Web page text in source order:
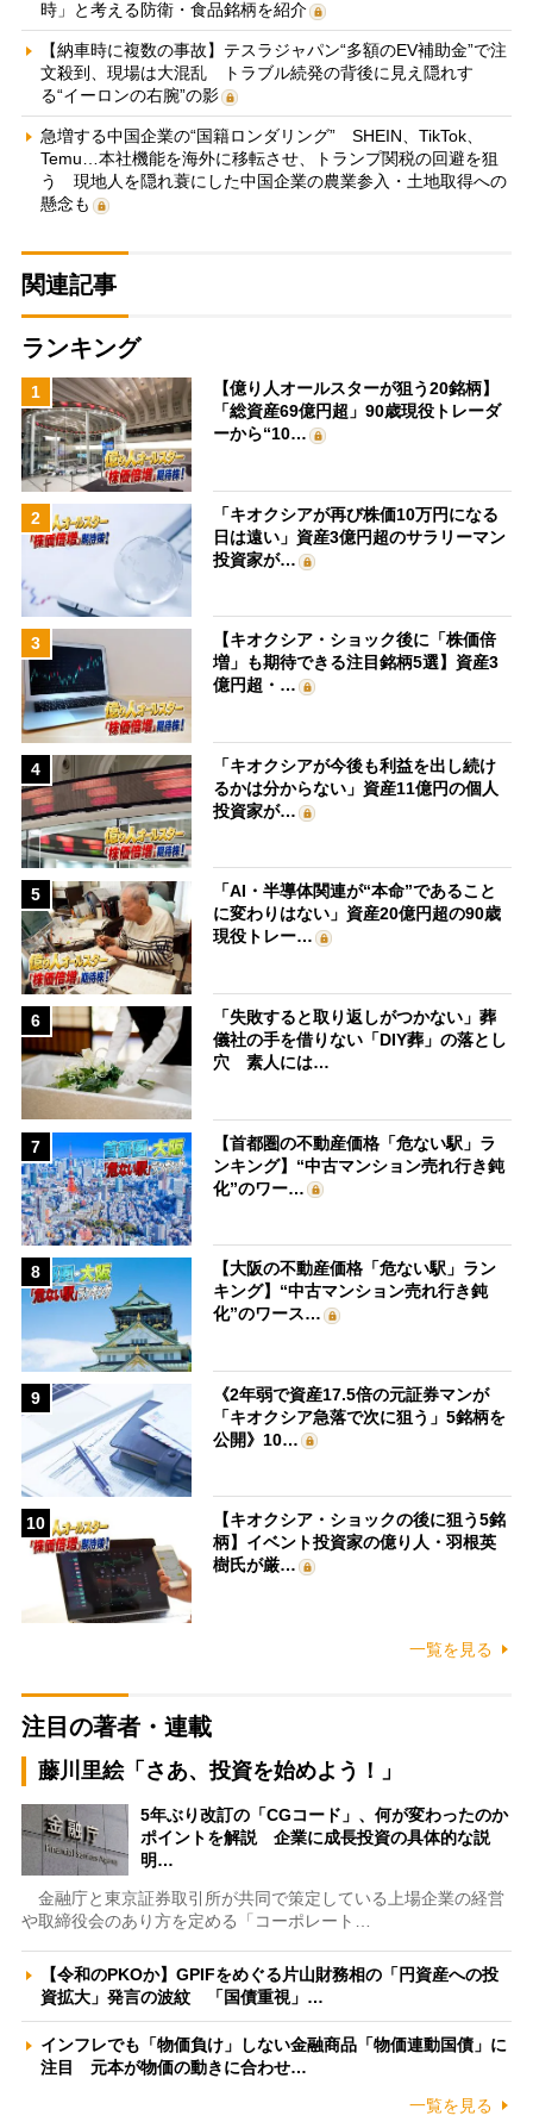
時」と考える防衛・食品銘柄を紹介
【納車時に複数の事故】テスラジャパン“多額のEV補助金”で注
文殺到、現場は大混乱 トラブル続発の背後に見え隠れす
る“イーロンの右腕”の影
急増する中国企業の“国籍ロンダリング” SHEIN、TikTok、
Temu…本社機能を海外に移転させ、トランプ関税の回避を狙
う 現地人を隠れ蓑にした中国企業の農業参入・土地取得への
懸念も
関連記事
ランキング
1
【億り人オールスターが狙う20銘柄】
「総資産69億円超」90歳現役トレーダ
ーから“10…
2
「キオクシアが再び株価10万円になる
日は遠い」資産3億円超のサラリーマン
投資家が…
3
【キオクシア・ショック後に「株価倍
増」も期待できる注目銘柄5選】資産3
億円超・…
4
「キオクシアが今後も利益を出し続け
るかは分からない」資産11億円の個人
投資家が…
5
「AI・半導体関連が“本命”であること
に変わりはない」資産20億円超の90歳
現役トレー…
6
「失敗すると取り返しがつかない」葬
儀社の手を借りない「DIY葬」の落とし
穴 素人には…
7
【首都圏の不動産価格「危ない駅」ラ
ンキング】“中古マンション売れ行き鈍
化”のワー…
8
【大阪の不動産価格「危ない駅」ラン
キング】“中古マンション売れ行き鈍
化”のワース…
9
《2年弱で資産17.5倍の元証券マンが
「キオクシア急落で次に狙う」5銘柄を
公開》10…
10
【キオクシア・ショックの後に狙う5銘
柄】イベント投資家の億り人・羽根英
樹氏が厳…
一覧を見る
注目の著者・連載
藤川里絵「さあ、投資を始めよう！」
5年ぶり改訂の「CGコード」、何が変わったのか
ポイントを解説 企業に成長投資の具体的な説
明…
金融庁と東京証券取引所が共同で策定している上場企業の経営
や取締役会のあり方を定める「コーポレート…
【令和のPKOか】GPIFをめぐる片山財務相の「円資産への投
資拡大」発言の波紋 「国債重視」…
インフレでも「物価負け」しない金融商品「物価連動国債」に
注目 元本が物価の動きに合わせ…
一覧を見る